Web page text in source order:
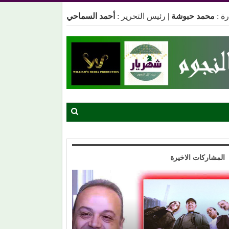
: محمد حبوشة | رئيس التحرير : أحمد السماحي
المشاركات الاخيرة